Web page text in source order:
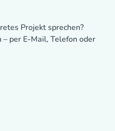
Projekt sprechen?
– per E-Mail, Telefon oder